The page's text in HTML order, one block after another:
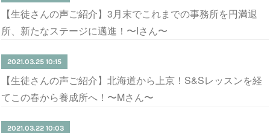
【生徒さんの声ご紹介】3月末でこれまでの事務所を円満退
所、新たなステージに邁進！〜Iさん〜
2021.03.25 10:15
【生徒さんの声ご紹介】北海道から上京！S&Sレッスンを経
てこの春から養成所へ！〜Mさん〜
2021.03.22 10:03